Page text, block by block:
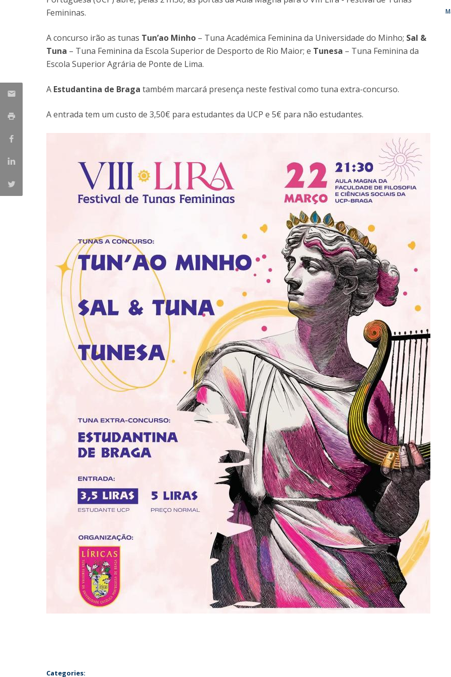
Porquê escolher um Mestrado na FFCS?
Alunos Internacionais
Prémio de Mérito
Provas Públicas
Apresentação
Programas
Provedorias
Femininas.
A concurso irão as tunas Tun’ao Minho – Tuna Académica Feminina da Universidade do Minho; Sal &
Tuna – Tuna Feminina da Escola Superior de Desporto de Rio Maior; e Tunesa – Tuna Feminina da
Escola Superior Agrária de Ponte de Lima.
A Estudantina de Braga também marcará presença neste festival como tuna extra-concurso.
A entrada tem um custo de 3,50€ para estudantes da UCP e 5€ para não estudantes.
Categories: